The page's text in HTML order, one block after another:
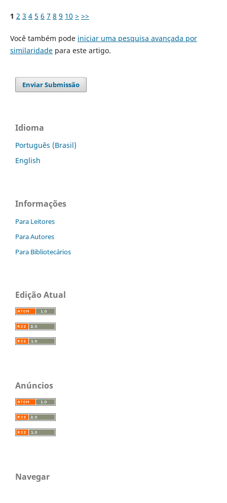
1 2 3 4 5 6 7 8 9 10 > >>
Você também pode iniciar uma pesquisa avançada por
similaridadepara este artigo.
Enviar Submissão
Idioma
Português (Brasil)
English
Informações
Para Leitores
Para Autores
Para Bibliotecários
Edição Atual
Anúncios
Navegar